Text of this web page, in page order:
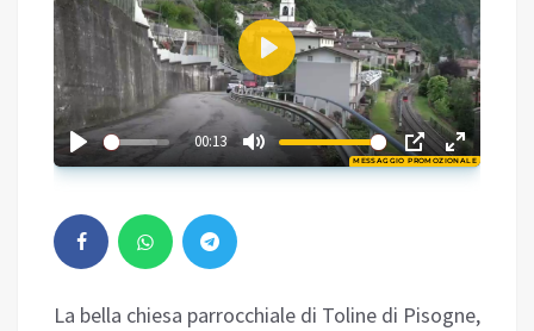
MESSAGGIO PROMOZIONALE
00:13
Play
03:01
La bella chiesa parrocchiale di Toline di Pisogne,